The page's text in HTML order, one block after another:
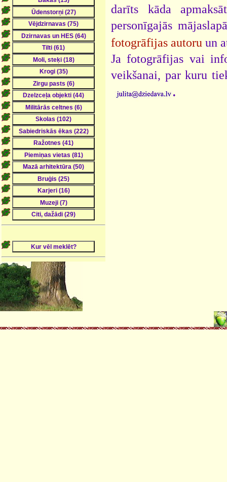
darīts kāda
personīgajās
fotogrāfijas autoru un
Ja fotogrāfijas vai
veikšanai, par kuru
.